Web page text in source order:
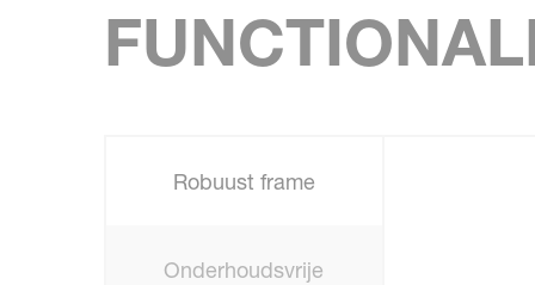
Robuust frame
Onderhoudsvrije